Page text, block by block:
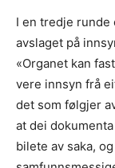
I en tredje
avslaget på
«Organet kan
vere innsyn frå
det som følgjer
at dei
bilete av saka,